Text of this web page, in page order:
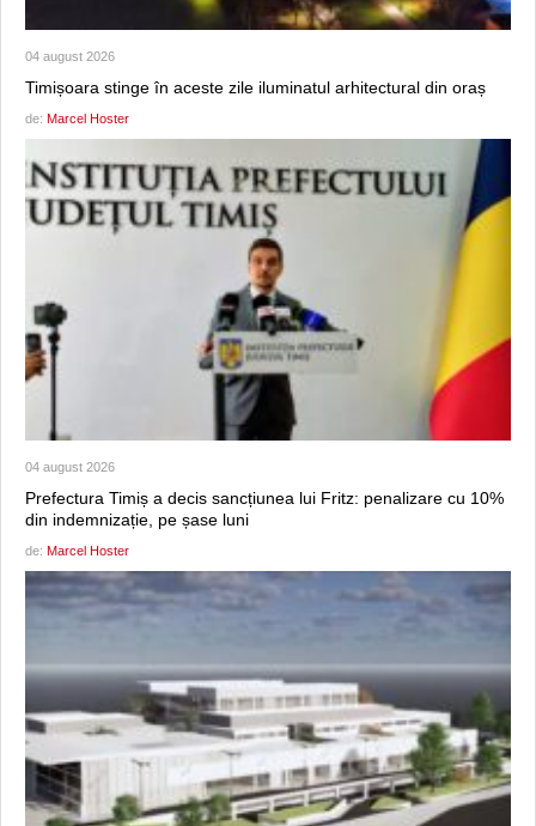
04 august 2026
Timișoara stinge în aceste zile iluminatul arhitectural din oraș
de: Marcel Hoster
04 august 2026
Prefectura Timiș a decis sancțiunea lui Fritz: penalizare cu 10%
din indemnizație, pe șase luni
de: Marcel Hoster